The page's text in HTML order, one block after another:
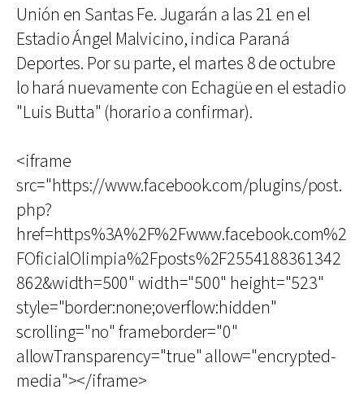
Unión en Santas Fe. Jugarán a las 21 en el
Estadio Ángel Malvicino, indica Paraná
Deportes. Por su parte, el martes 8 de octubre
lo hará nuevamente con Echagüe en el estadio
"Luis Butta" (horario a confirmar).
<iframe
src="https://www.facebook.com/plugins/post.
php?
href=https%3A%2F%2Fwww.facebook.com%2
FOficialOlimpia%2Fposts%2F2554188361342
862&width=500" width="500" height="523"
style="border:none;overflow:hidden"
scrolling="no" frameborder="0"
allowTransparency="true" allow="encrypted-
media"></iframe>